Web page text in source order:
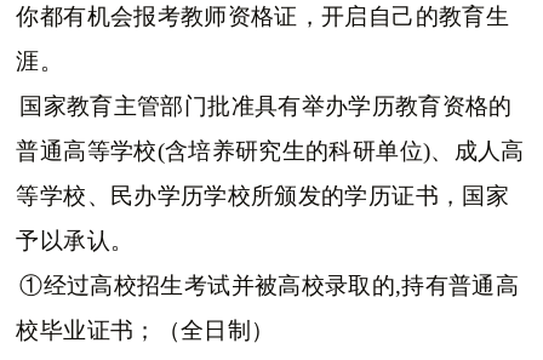
你都有机会报考教师资格证，开启自己的教育生
涯。
国家教育主管部门批准具有举办学历教育资格的
普通高等学校(含培养研究生的科研单位)、成人高
等学校、民办学历学校所颁发的学历证书，国家
予以承认。
①经过高校招生考试并被高校录取的,持有普通高
校毕业证书；（全日制）